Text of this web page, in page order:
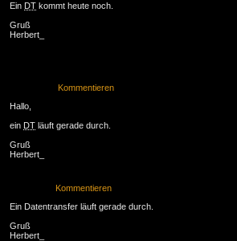
Ein DT kommt heute noch.
Gruß
Herbert_
Kommentieren
Hallo,
ein DT läuft gerade durch.
Gruß
Herbert_
Kommentieren
Ein Datentransfer läuft gerade durch.
Gruß
Herbert_